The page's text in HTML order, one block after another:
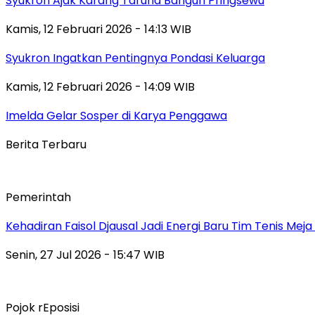
Kamis, 12 Februari 2026 - 14:13 WIB
Syukron Ingatkan Pentingnya Pondasi Keluarga
Kamis, 12 Februari 2026 - 14:09 WIB
Imelda Gelar Sosper di Karya Penggawa
Berita Terbaru
Pemerintah
Kehadiran Faisol Djausal Jadi Energi Baru Tim Tenis
Senin, 27 Jul 2026 - 15:47 WIB
Pojok rEposisi